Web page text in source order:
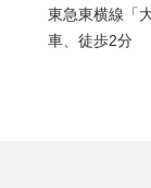
東急東横線「
車、徒歩2分